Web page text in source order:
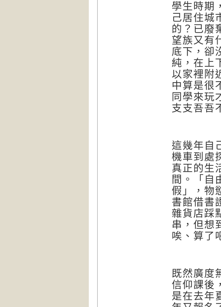
學生時期
己居住城
的？已廢
望族又有
底下，卻
純，在上
以家裡附
中算是很
同學來玩
支支吾吾
這幾年自
機車到處
真正的生
間。「自
假」，物
書館借書
雜貨店踩
串，但想
唉、算
既然廣度
信仰課後
是在去年